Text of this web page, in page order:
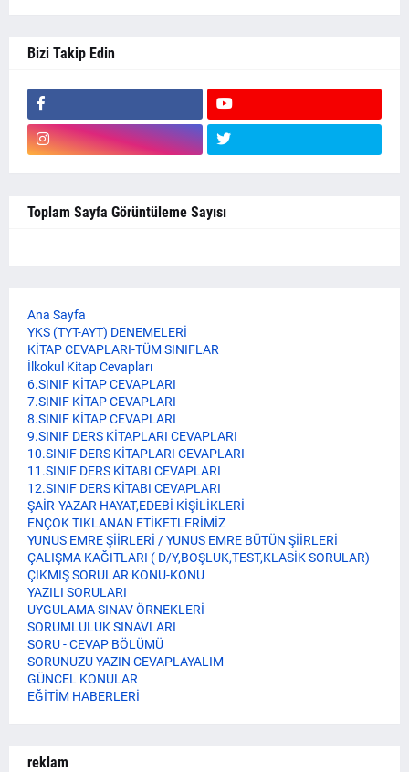
Bizi Takip Edin
Toplam Sayfa Görüntüleme Sayısı
Ana Sayfa
YKS (TYT-AYT) DENEMELERİ
KİTAP CEVAPLARI-TÜM SINIFLAR
İlkokul Kitap Cevapları
6.SINIF KİTAP CEVAPLARI
7.SINIF KİTAP CEVAPLARI
8.SINIF KİTAP CEVAPLARI
9.SINIF DERS KİTAPLARI CEVAPLARI
10.SINIF DERS KİTAPLARI CEVAPLARI
11.SINIF DERS KİTABI CEVAPLARI
12.SINIF DERS KİTABI CEVAPLARI
ŞAİR-YAZAR HAYAT,EDEBİ KİŞİLİKLERİ
ENÇOK TIKLANAN ETİKETLERİMİZ
YUNUS EMRE ŞİİRLERİ / YUNUS EMRE BÜTÜN ŞİİRLERİ
ÇALIŞMA KAĞITLARI ( D/Y,BOŞLUK,TEST,KLASİK SORULAR)
ÇIKMIŞ SORULAR KONU-KONU
YAZILI SORULARI
UYGULAMA SINAV ÖRNEKLERİ
SORUMLULUK SINAVLARI
SORU - CEVAP BÖLÜMÜ
SORUNUZU YAZIN CEVAPLAYALIM
GÜNCEL KONULAR
EĞİTİM HABERLERİ
reklam